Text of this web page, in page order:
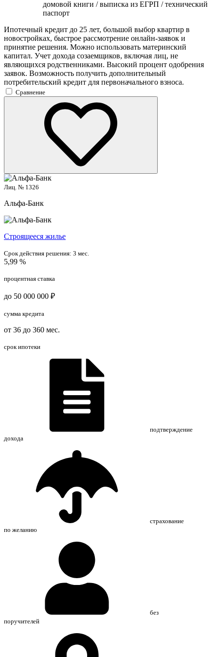
домовой книги / выписка из ЕГРП / технический
паспорт
Ипотечный кредит до 25 лет, большой выбор квартир в
новостройках, быстрое рассмотрение онлайн-заявок и
принятие решения. Можно использовать материнский
капитал. Учет дохода созаемщиков, включая лиц, не
являющихся родственниками. Высокий процент одобрения
заявок. Возможность получить дополнительный
потребительский кредит для первоначального взноса.
Сравнение
Лиц. № 1326
Альфа-Банк
Cтроящееся жилье
Срок действия решения: 3 мес.
5,99 %
процентная ставка
до 50 000 000 ₽
сумма кредита
от 36 до 360 мес.
срок ипотеки
подтверждение
дохода
страхование
по желанию
без
поручителей